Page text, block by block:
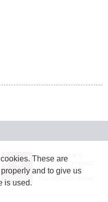
JASRAC許諾番号：
9024936001Y45037
JASRAC許諾番号：
These are
and to give us
is used.